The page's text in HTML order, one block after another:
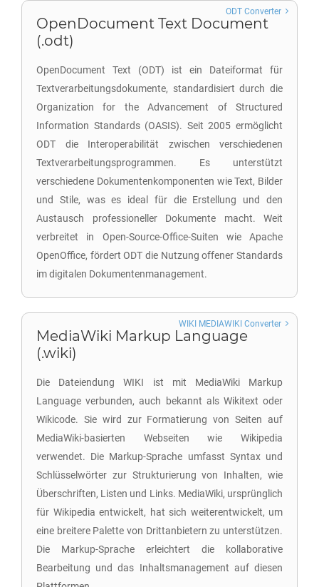
OpenDocument Text Document
(.odt)
OpenDocument Text (ODT) ist ein Dateiformat für
Textverarbeitungsdokumente, standardisiert durch die
Organization for the Advancement of Structured
Information Standards (OASIS). Seit 2005 ermöglicht
ODT die Interoperabilität zwischen verschiedenen
Textverarbeitungsprogrammen. Es unterstützt
verschiedene Dokumentenkomponenten wie Text, Bilder
und Stile, was es ideal für die Erstellung und den
Austausch professioneller Dokumente macht. Weit
verbreitet in Open-Source-Office-Suiten wie Apache
OpenOffice, fördert ODT die Nutzung offener Standards
im digitalen Dokumentenmanagement.
ODT Converter
MediaWiki Markup Language
(.wiki)
Die Dateiendung WIKI ist mit MediaWiki Markup
Language verbunden, auch bekannt als Wikitext oder
Wikicode. Sie wird zur Formatierung von Seiten auf
MediaWiki-basierten Webseiten wie Wikipedia
verwendet. Die Markup-Sprache umfasst Syntax und
Schlüsselwörter zur Strukturierung von Inhalten, wie
Überschriften, Listen und Links. MediaWiki, ursprünglich
für Wikipedia entwickelt, hat sich weiterentwickelt, um
eine breitere Palette von Drittanbietern zu unterstützen.
Die Markup-Sprache erleichtert die kollaborative
Bearbeitung und das Inhaltsmanagement auf diesen
WIKI MEDIAWIKI Converter